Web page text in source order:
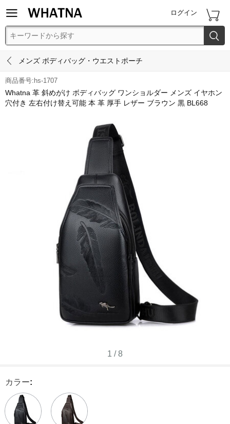
 ログイン 

 メンズ ボディバッグ・ウエストポーチ
商品番号:hs-1707
Whatna 革 斜めがけ ボディバッグ ワンショルダー メンズ イヤホン
穴付き 左右付け替え可能 本 革 厚手 レザー ブラウン 黒 BL668
1 /8
カラー: